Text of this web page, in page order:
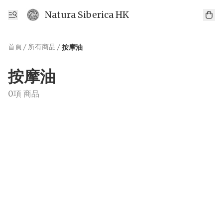
Natura Siberica HK
首頁/ 所有商品 /按摩油
按摩油
0項 商品